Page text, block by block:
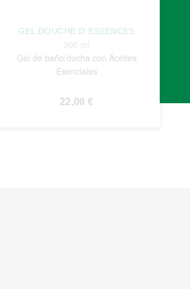
GEL DOUCHE D´ESSENCES
300 ml
Gel de baño/ducha con Aceites
Esenciales
22,00 €